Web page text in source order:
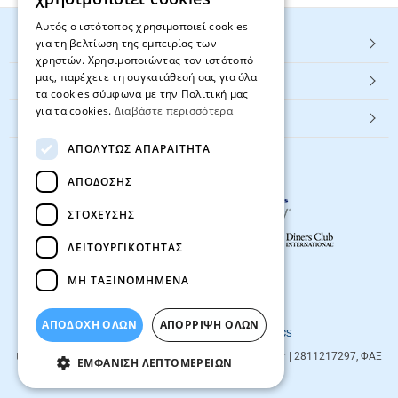
HOT ΚΑΤΗΓΟΡΙΕΣ
ΕΞΥΠΗΡΕΤΗΣΗ ΠΕΛΑΤΩΝ
Textbook.gr
© 2026 textbook.gr All rights reserved
Designed & developed by
NETMECHANICS
textbook.gr
| info@textbook.gr | 2811217297, ΦΑΞ
2810283273
Αυτός ο ιστότοπος χρησιμοποιεί cookies
για τη βελτίωση της εμπειρίας των
χρηστών. Χρησιμοποιώντας τον ιστότοπό
μας, παρέχετε τη συγκατάθεσή σας για όλα
τα cookies σύμφωνα με την Πολιτική μας
για τα cookies. Διαβάστε περισσότερα
ΑΠΟΛΎΤΩΣ ΑΠΑΡΑΊΤΗΤΑ
ΑΠΌΔΟΣΗΣ
ΣΤΌΧΕΥΣΗΣ
ΛΕΙΤΟΥΡΓΙΚΌΤΗΤΑΣ
ΜΗ ΤΑΞΙΝΟΜΗΜΈΝΑ
ΑΠΟΔΟΧΗ ΟΛΩΝ ΑΠΌΡΡΙΨΗ ΌΛΩΝ
ΕΜΦΆΝΙΣΗ ΛΕΠΤΟΜΕΡΕΙΏΝ